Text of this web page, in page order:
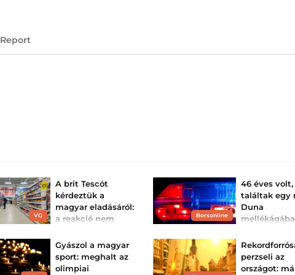
Report
VG
A brit Tescót
kérdeztük a
magyar eladásáról:
a reakció nem
állhat a teljes
régiós k...
Mostohagyerekként
kezelnék a magyar
Borsonline
46 éves
találtak egy
Duna
Gyászol a magyar
sport: meghalt az
olimpiai
perzseli az
országot: